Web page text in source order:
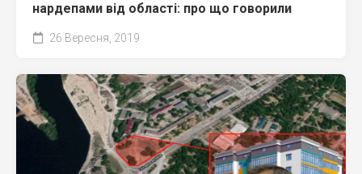
нардепами від області: про що говорили
26 Вересня, 2019